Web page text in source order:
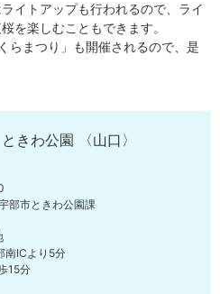
イトアップも行われるので、ライ
を楽しむこともできます。
らまつり」も開催されるので、是
きわ公園 〈山口〉
部市ときわ公園課
南ICより5分
15分